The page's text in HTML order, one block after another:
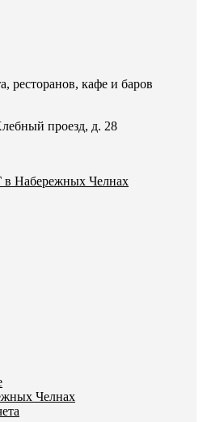
ресторанов, кафе и баров
проезд, д. 28
Набережных Челнах
Челнах